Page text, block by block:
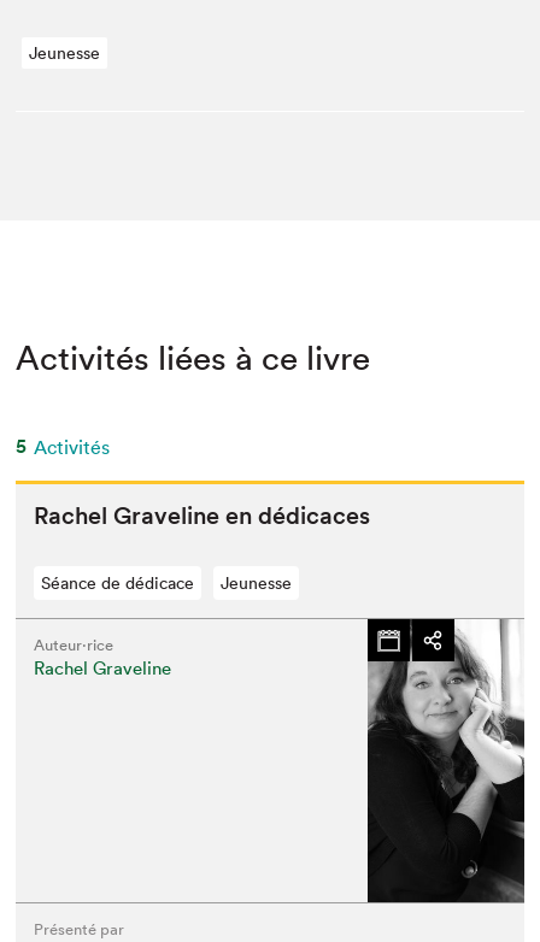
Jeunesse
Activités liées à ce livre
5 Activités
Rachel Grav­e­line en dédicaces
Séance de dédicace Jeunesse
Auteur·rice
Rachel Graveline
Présenté par